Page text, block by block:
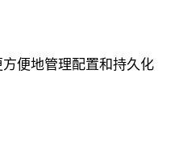
方便地管理配置和持久化